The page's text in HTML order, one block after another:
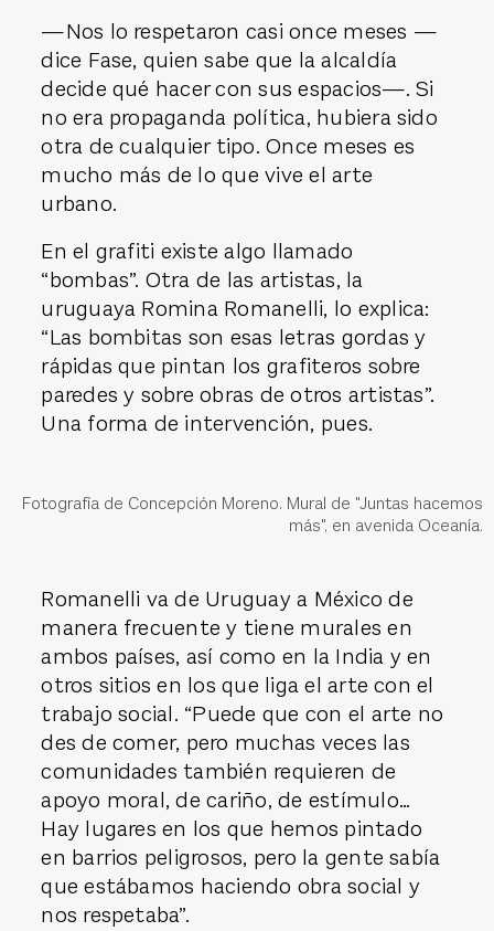
—Nos lo respetaron casi once meses —
dice Fase, quien sabe que la alcaldía
decide qué hacer con sus espacios—. Si
no era propaganda política, hubiera sido
otra de cualquier tipo. Once meses es
mucho más de lo que vive el arte
urbano.
En el grafiti existe algo llamado
“bombas”. Otra de las artistas, la
uruguaya Romina Romanelli, lo explica:
“Las bombitas son esas letras gordas y
rápidas que pintan los grafiteros sobre
paredes y sobre obras de otros artistas”.
Una forma de intervención, pues.
Fotografía de Concepción Moreno. Mural de "Juntas hacemos
más", en avenida Oceanía.
Romanelli va de Uruguay a México de
manera frecuente y tiene murales en
ambos países, así como en la India y en
otros sitios en los que liga el arte con el
trabajo social. “Puede que con el arte no
des de comer, pero muchas veces las
comunidades también requieren de
apoyo moral, de cariño, de estímulo…
Hay lugares en los que hemos pintado
en barrios peligrosos, pero la gente sabía
que estábamos haciendo obra social y
nos respetaba”.